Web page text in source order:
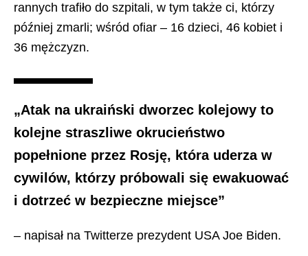
rannych trafiło do szpitali, w tym także ci, którzy
później zmarli; wśród ofiar – 16 dzieci, 46 kobiet i
36 mężczyzn.
„Atak na ukraiński dworzec kolejowy to
kolejne straszliwe okrucieństwo
popełnione przez Rosję, która uderza w
cywilów, którzy próbowali się ewakuować
i dotrzeć w bezpieczne miejsce”
– napisał na Twitterze prezydent USA Joe Biden.